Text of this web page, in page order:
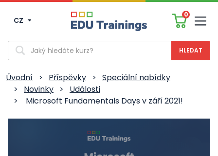
CZ
0
Vyhledávání
Úvodní > Příspěvky >
Speciální nabídky
>
Novinky >
Události
>
Microsoft Fundamentals Days v září 2021!